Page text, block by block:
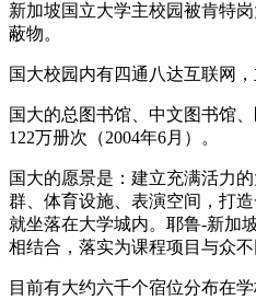
新加坡国立大学主校园被肯特
蔽物。
国大校园内有四通八达互联网
国大的总图书馆、中文图书馆
122万册次（2004年6月）。
国大的愿景是：建立充满活力
群、体育设施、表演空间，打
就坐落在大学城内。耶鲁-新加
相结合，落实为课程项目与众不
目前有大约六千个宿位分布在